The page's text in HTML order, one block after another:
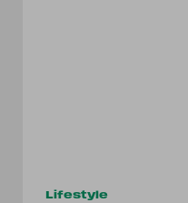
Lifestyle